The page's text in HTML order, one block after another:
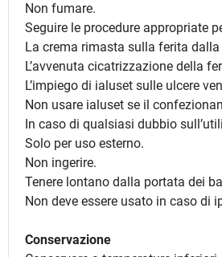
Non fumare.
Seguire le procedure appropriate
La crema rimasta sulla ferita
L’avvenuta cicatrizzazione della
L’impiego di ialuset sulle ulcere
Non usare ialuset se il
In caso di qualsiasi dubbio
Solo per uso esterno.
Non ingerire.
Tenere lontano dalla portata dei
Non deve essere usato in caso di
Conservazione